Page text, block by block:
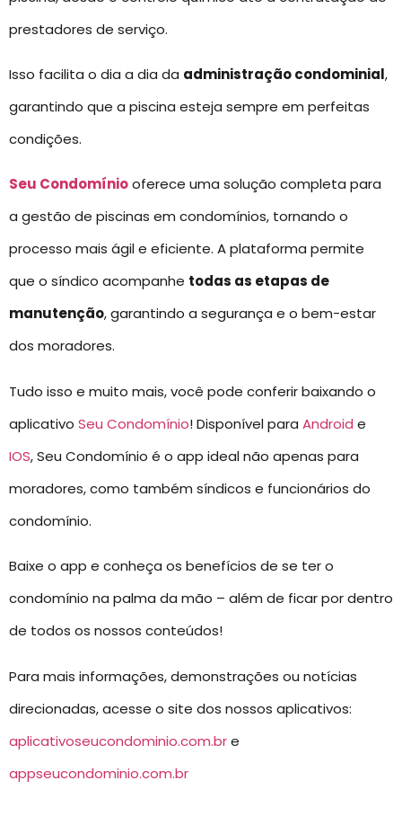
prestadores de serviço.
Isso facilita o dia a dia da administração condominial,
garantindo que a piscina esteja sempre em perfeitas
condições.
Seu Condomíniooferece uma solução completa para
a gestão de piscinas em condomínios, tornando o
processo mais ágil e eficiente. A plataforma permite
que o síndico acompanhe todas as etapas de
manutenção, garantindo a segurança e o bem-estar
dos moradores.
Tudo isso e muito mais, você pode conferir baixando o
aplicativo Seu Condomínio! Disponível para Android e
IOS, Seu Condomínio é o app ideal não apenas para
moradores, como também síndicos e funcionários do
condomínio.
Baixe o app e conheça os benefícios de se ter o
condomínio na palma da mão – além de ficar por dentro
de todos os nossos conteúdos!
Para mais informações, demonstrações ou notícias
direcionadas, acesse o site dos nossos aplicativos:
aplicativoseucondominio.com.bre
appseucondominio.com.br